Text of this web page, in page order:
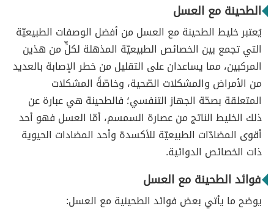
الطحينة مع العسل
يُعتبر خليط الطحينة مع العسل من أفضل الوصفات الطبيعيّة
التي تجمع بين الخصائص الطبيعيّة المذهلة لكلٍّ من هذين
المركبين، مما يساعدان على التقليل من خطر الإصابة بالعديد
من الأمراض والمشكلات الصّحية، وخاصّةً المشكلات
المتعلقة بصحّة الجهاز التنفسي؛ فالطحينة هي عبارة عن
ذلك الخليط الناتج من عصارة السمسم، أمّا العسل فهو أحد
أقوى المضادّات الطبيعيّة للأكسدة وأحد المضادات الحيوية
ذات الخصائص الدوائية.
فوائد الطحينة مع العسل
يوضح ما يأتي بعض فوائد الطحينية مع العسل: